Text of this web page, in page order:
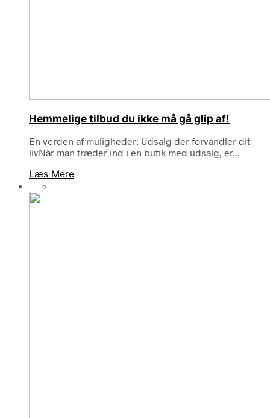
Hemmelige tilbud du ikke må gå glip af!
En verden af muligheder: Udsalg der forvandler dit
livNår man træder ind i en butik med udsalg, er...
Læs Mere